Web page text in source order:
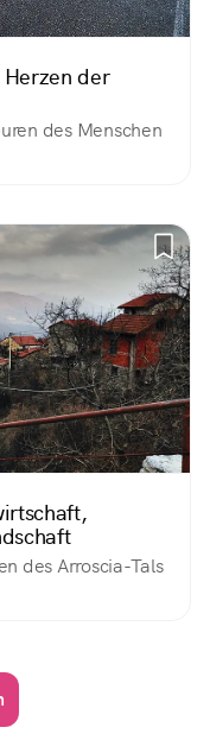
Herzen der
des Menschen
des Arroscia-Tals